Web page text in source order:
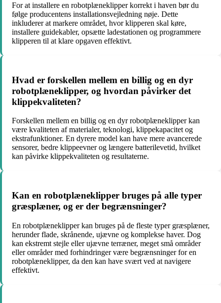
For at installere en robotplæneklipper korrekt i haven bør du
følge producentens installationsvejledning nøje. Dette
inkluderer at markere området, hvor klipperen skal køre,
installere guidekabler, opsætte ladestationen og programmere
klipperen til at klare opgaven effektivt.
Hvad er forskellen mellem en billig og en dyr
robotplæneklipper, og hvordan påvirker det
klippekvaliteten?
Forskellen mellem en billig og en dyr robotplæneklipper kan
være kvaliteten af materialer, teknologi, klippekapacitet og
ekstrafunktioner. En dyrere model kan have mere avancerede
sensorer, bedre klippeevner og længere batterilevetid, hvilket
kan påvirke klippekvaliteten og resultaterne.
Kan en robotplæneklipper bruges på alle typer
græsplæner, og er der begrænsninger?
En robotplæneklipper kan bruges på de fleste typer græsplæner,
herunder flade, skrånende, ujævne og komplekse haver. Dog
kan ekstremt stejle eller ujævne terræner, meget små områder
eller områder med forhindringer være begrænsninger for en
robotplæneklipper, da den kan have svært ved at navigere
effektivt.